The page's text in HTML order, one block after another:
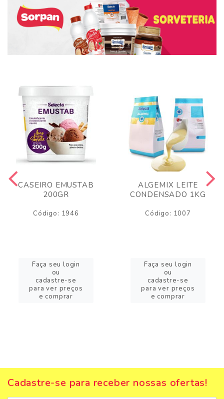
CASEIRO EMUSTAB
200GR
Código: 1946
Faça seu login
ou
cadastre-se
para ver preços
e comprar
ALGEMIX LEITE
CONDENSADO 1KG
Código: 1007
Faça seu login
ou
cadastre-se
para ver preços
e comprar
Cadastre-se para receber nossas ofertas!